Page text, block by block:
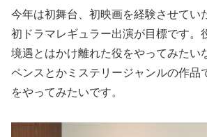
今年は初舞台、初映画を経験させてい
初ドラマレギュラー出演が目標です。
境遇とはかけ離れた役をやってみたい
ペンスとかミステリージャンルの作品
をやってみたいです。